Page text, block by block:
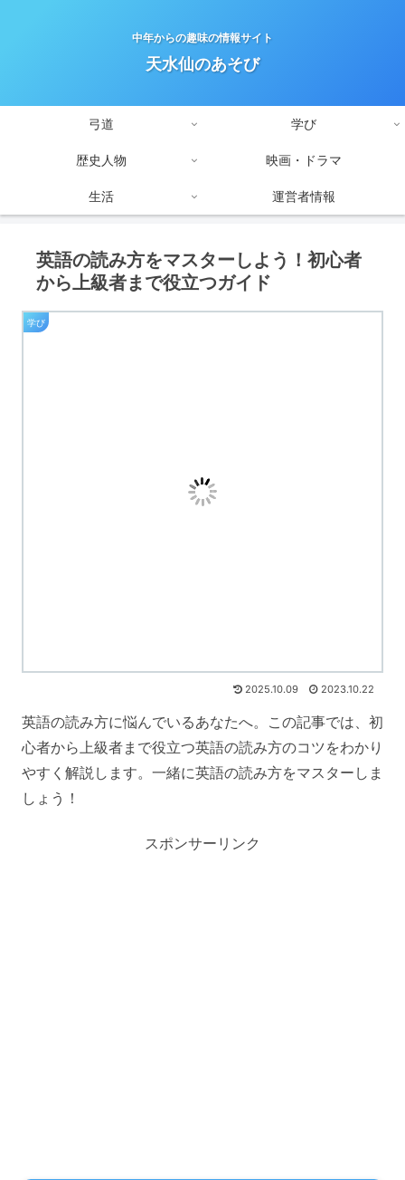
中年からの趣味の情報サイト
天水仙のあそび
弓道 学び
歴史人物 映画・ドラマ
生活 運営者情報
英語の読み方をマスターしよう！初心者
から上級者まで役立つガイド
学び
2025.10.09 2023.10.22
英語の読み方に悩んでいるあなたへ。この記事では、初
心者から上級者まで役立つ英語の読み方のコツをわかり
やすく解説します。一緒に英語の読み方をマスターしま
しょう！
スポンサーリンク